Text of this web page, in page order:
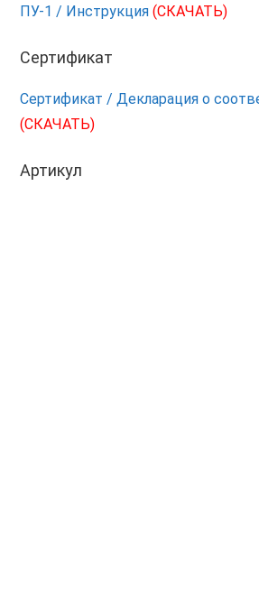
ПУ-1 / Инструкция(СКАЧАТЬ)
Сертификат
Сертификат / Декларация о
(СКАЧАТЬ)
Артикул